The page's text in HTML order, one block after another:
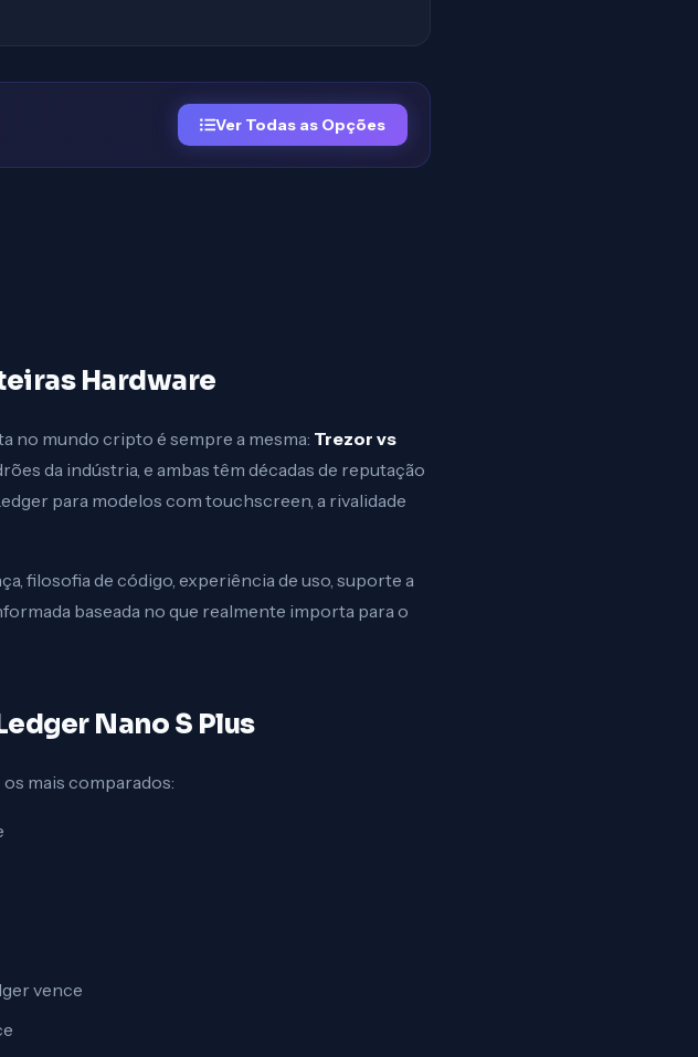
Ver Todas as Opções
Hardware
no mundo cripto é sempre a mesma: Trezor vs
da indústria, e ambas têm décadas de reputação
para modelos com touchscreen, a rivalidade
filosofia de código, experiência de uso, suporte a
baseada no que realmente importa para o
Nano S Plus
mais comparados:
vence